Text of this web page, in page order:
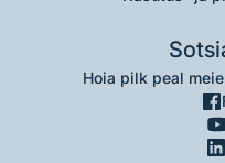
Hoia pilk peal